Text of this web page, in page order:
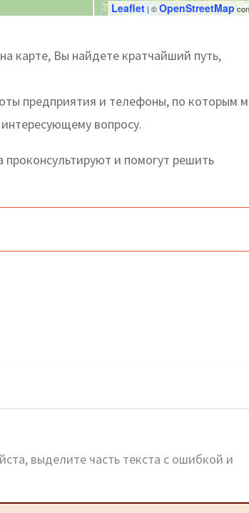
Leaflet | ©OpenStreetMap
карте, Вы найдете кратчайший путь,
предприятия и телефоны, по которым
вопросу.
и помогут решить
выделите часть текста с ошибкой и